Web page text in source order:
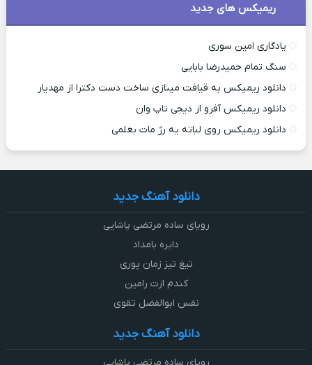
ریمیکس های جدید
یادگاری امین سوری
سنگ تمام حمیدرضا بابایی
دانلود ریمیکس به قیافت مینازی ساخت دست دکترا از مهدیار
دانلود ریمیکس آفرو از ديجی تاپ وان
دانلود ریمیکس روی لباته یه رژ مات بغلمی
دانلود آهنگ جدید
رویای ساده مرتضی پاشایی
دایره بامداد
تیغ تیز زمان پوری
کندم ازت رامین
نفس ابوالفضل تقوی
دانلود آهنگ جدید